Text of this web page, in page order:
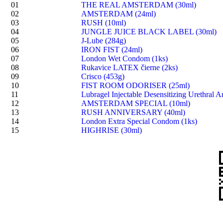
01
THE REAL AMSTERDAM (30ml)
02
AMSTERDAM (24ml)
03
RUSH (10ml)
04
JUNGLE JUICE BLACK LABEL (30ml)
05
J-Lube (284g)
06
IRON FIST (24ml)
07
London Wet Condom (1ks)
08
Rukavice LATEX čierne (2ks)
09
Crisco (453g)
10
FIST ROOM ODORISER (25ml)
11
Lubragel Injectable Desensitizing Urethral
12
AMSTERDAM SPECIAL (10ml)
13
RUSH ANNIVERSARY (40ml)
14
London Extra Special Condom (1ks)
15
HIGHRISE (30ml)